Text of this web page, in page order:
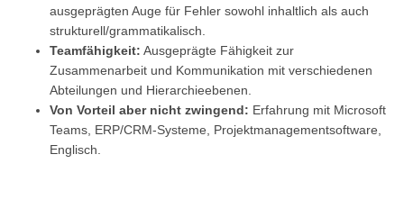
ausgeprägten Auge für Fehler sowohl inhaltlich als auch
strukturell/grammatikalisch.
Teamfähigkeit: Ausgeprägte Fähigkeit zur
Zusammenarbeit und Kommunikation mit verschiedenen
Abteilungen und Hierarchieebenen.
Von Vorteil aber nicht zwingend: Erfahrung mit Microsoft
Teams, ERP/CRM-Systeme, Projektmanagementsoftware,
Englisch.